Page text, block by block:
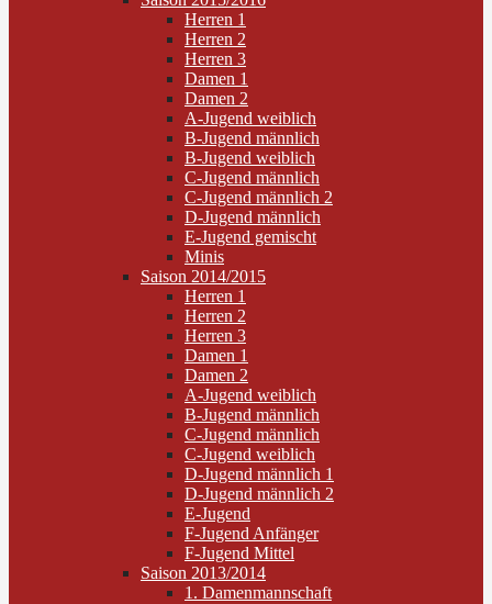
Herren 1
Herren 2
Herren 3
Damen 1
Damen 2
A-Jugend weiblich
B-Jugend männlich
B-Jugend weiblich
C-Jugend männlich
C-Jugend männlich 2
D-Jugend männlich
E-Jugend gemischt
Minis
Saison 2014/2015
Herren 1
Herren 2
Herren 3
Damen 1
Damen 2
A-Jugend weiblich
B-Jugend männlich
C-Jugend männlich
C-Jugend weiblich
D-Jugend männlich 1
D-Jugend männlich 2
E-Jugend
F-Jugend Anfänger
F-Jugend Mittel
Saison 2013/2014
1. Damenmannschaft